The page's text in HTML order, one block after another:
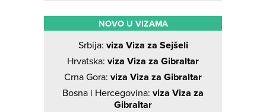
NOVO U VIZAMA
Srbija: viza Viza za Sejšeli
Hrvatska: viza Viza za Gibraltar
Crna Gora: viza Viza za Gibraltar
Bosna i Hercegovina: viza Viza za
Gibraltar